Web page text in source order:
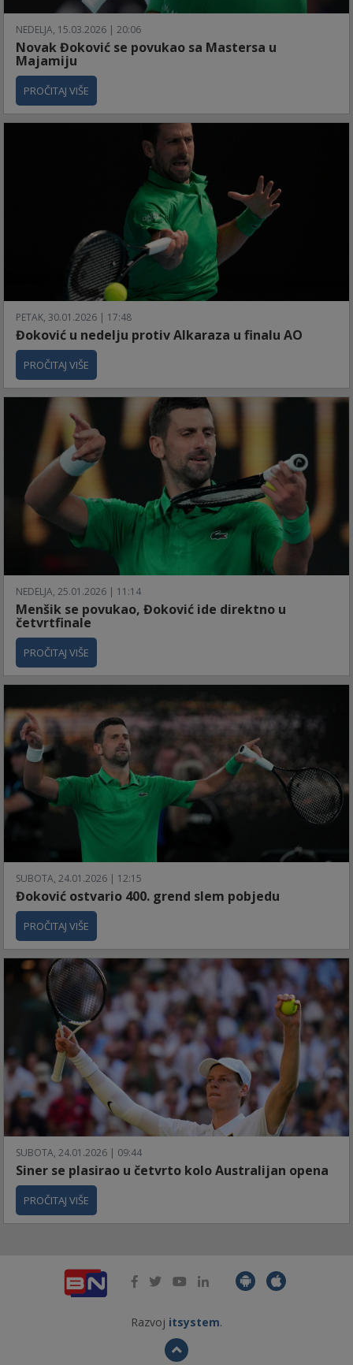
NEDELJA, 15.03.2026 | 20:06
Novak Đoković se povukao sa Mastersa u
Majamiju
PROČITAJ VIŠE
PETAK, 30.01.2026 | 17:48
Đoković u nedelju protiv Alkaraza u finalu AO
PROČITAJ VIŠE
NEDELJA, 25.01.2026 | 11:14
Menšik se povukao, Đoković ide direktno u
četvrtfinale
PROČITAJ VIŠE
SUBOTA, 24.01.2026 | 12:15
Đoković ostvario 400. grend slem pobjedu
PROČITAJ VIŠE
SUBOTA, 24.01.2026 | 09:44
Siner se plasirao u četvrto kolo Australijan opena
PROČITAJ VIŠE
Razvoj itsystem.